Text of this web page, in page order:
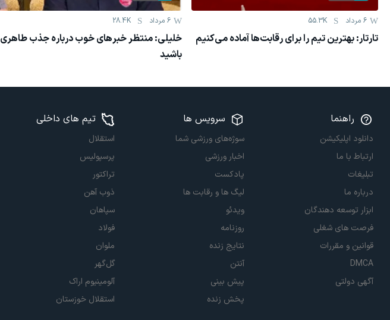
6 مرداد 55.3K
تارتار: بهترین تیم را برای رقابت‌ها آماده می‌کنیم
6 مرداد 28.4K
خلیلی: منتظر خبرهای خوب درباره جذب طاهری
باشید
راهنما
دانلود اپلیکیشن
ارتباط با ما
تبلیغات
درباره ما
ابزار توسعه دهندگان
فرصت های شغلی
قوانین و مقررات
DMCA
آگهی دولتی
سرویس ها
سوژه‌های ورزشی شما
اخبار ورزشی
پادکست
لیگ ها و رقابت ها
ویدئو
روزنامه
نتایج زنده
آنتن
پیش بینی
پخش زنده
تیم های داخلی
استقلال
پرسپولیس
تراکتور
ذوب آهن
سپاهان
فولاد
ملوان
گل‌گهر
آلومینیوم اراک
استقلال خوزستان